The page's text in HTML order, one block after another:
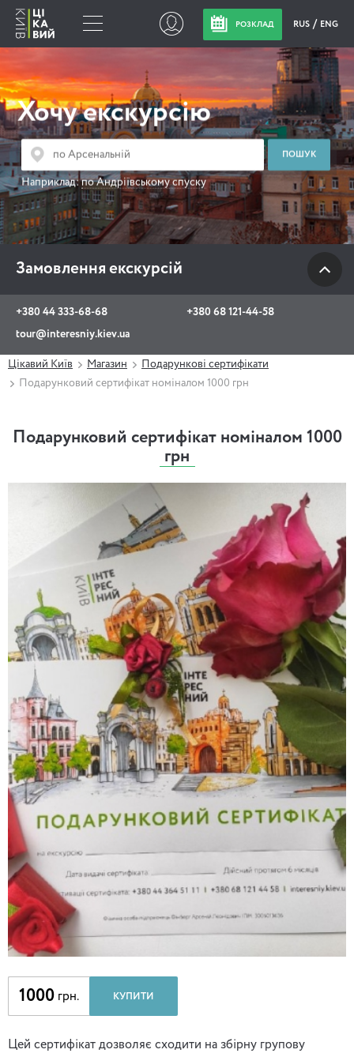
РОЗКЛАД RUS ENG
Хочу екскурсію
Наприклад:по Андріївському спуску
Замовлення екскурсій
+380 44 333-68-68
+380 68 121-44-58
tour@interesniy.kiev.ua
Замовлення
екскурсій
+380 44 333-68-68
+380 68 121-44-58
tour@interesniy.kiev.ua
з 10.00 до 19:30 щоденно
Viber WhatsApp
Цікавий Київ Магазин
Подарункові сертифікати
Подарунковий сертифікат номіналом 1000 грн
Подарунковий сертифікат номіналом 1000
грн
1000 грн. КУПИТИ
Цей сертифікат дозволяє сходити на збірну групову